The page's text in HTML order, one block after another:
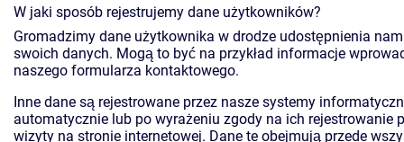
W jaki sposób rejestrujemy dane użytkowników?
Gromadzimy dane użytkownika w drodze udostępnienia
swoich danych. Mogą to być na przykład informacje
naszego formularza kontaktowego.
Inne dane są rejestrowane przez nasze systemy
automatycznie lub po wyrażeniu zgody na ich rejestrowanie
wizyty na stronie internetowej. Dane te obejmują przede